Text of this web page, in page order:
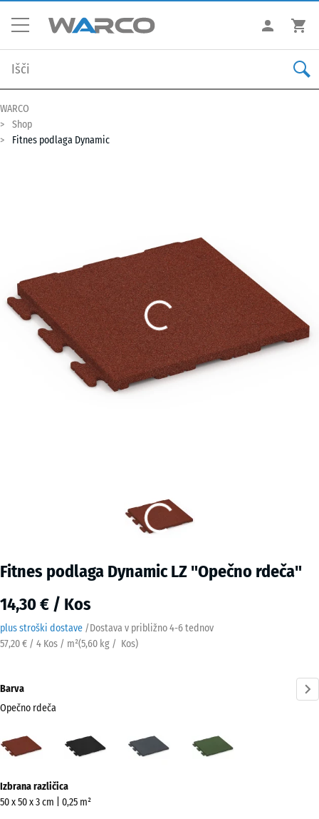
WARCO
Shop
Fitnes podlaga Dynamic
Fitnes podlaga Dynamic LZ "Opečno rdeča"
14,30 € / Kos
plus stroški dostave /Dostava v približno4-6 tednov
57,20 € / 4 Kos / m²(5,60 kg / Kos)
Barva
Opečno rdeča
rdeča
Skrilavosiva
zelena
informacij
o
Izbrana različica
50 x 50 x 3 cm | 0,25 m²